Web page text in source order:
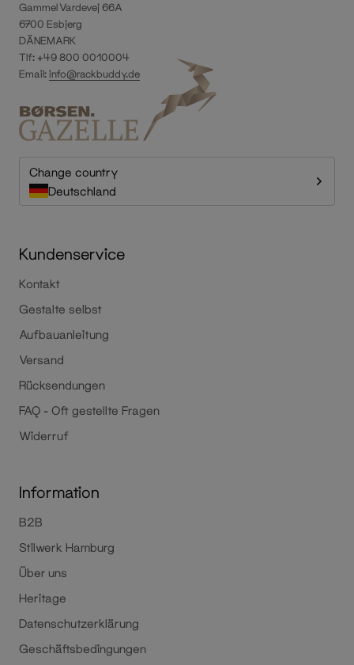
Gammel Vardevej 66A
6700 Esbjerg
DÄNEMARK
Tlf: +49 800 0010004
Email:info@rackbuddy.de
Change country
Deutschland
Kundenservice
Kontakt
Gestalte selbst
Aufbauanleitung
Versand
Rücksendungen
FAQ - Oft gestellte Fragen
Widerruf
Information
B2B
Stilwerk Hamburg
Über uns
Heritage
Datenschutzerklärung
Geschäftsbedingungen